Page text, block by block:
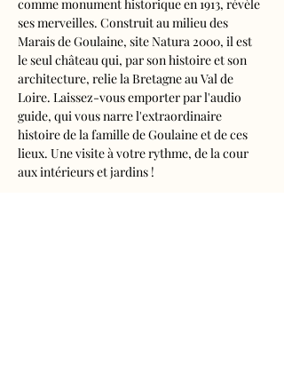
comme monument historique en 1913, révèle
ses merveilles. Construit au milieu des
Marais de Goulaine, site Natura 2000, il est
le seul château qui, par son histoire et son
architecture, relie la Bretagne au Val de
Loire. Laissez-vous emporter par l'audio
guide, qui vous narre l'extraordinaire
histoire de la famille de Goulaine et de ces
lieux. Une visite à votre rythme, de la cour
aux intérieurs et jardins !